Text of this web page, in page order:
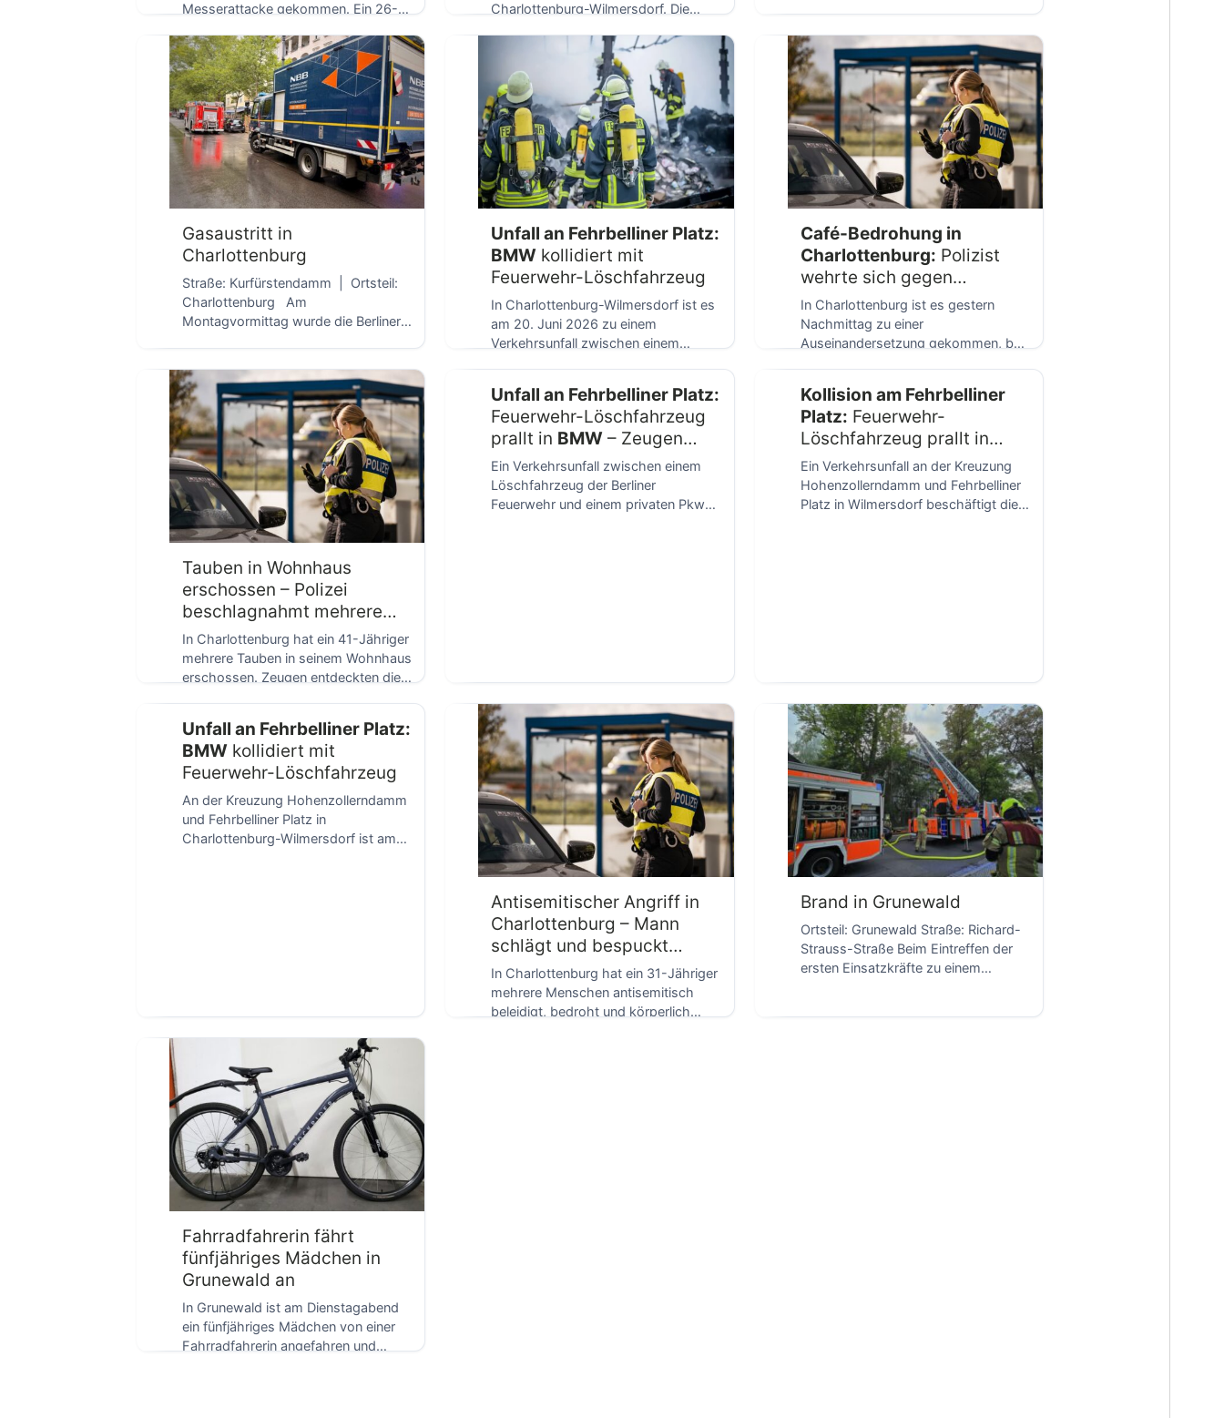
Messerattacke gekommen. Ein 26-
einem […]
Charlottenburg-Wilmersdorf. Die
Gasaustritt in
Charlottenburg
D
Straße: Kurfürstendamm | Ortsteil:
Charlottenburg Am
Montagvormittag wurde die Berliner
Unfall an Fehrbelliner Platz:
BMW kollidiert mit
Feuerwehr-Löschfahrzeug
D
In Charlottenburg-Wilmersdorf ist es
am 20. Juni 2026 zu einem
Verkehrsunfall zwischen einem
Café-Bedrohung in
Charlottenburg: Polizist
wehrte sich gegen
Angreifer –DEIGeingesetzt
D
In Charlottenburg ist es gestern
Nachmittag zu einer
Auseinandersetzung gekommen, bei
[…]
Tauben in Wohnhaus
erschossen – Polizei
beschlagnahmt mehrere
Druckluftwaffen
D
In Charlottenburg hat ein 41-Jähriger
mehrere Tauben in seinem Wohnhaus
erschossen. Zeugen entdeckten die
Unfall an Fehrbelliner Platz:
Feuerwehr-Löschfahrzeug
prallt in BMW – Zeugen
gesucht
Ein Verkehrsunfall zwischen einem
Löschfahrzeug der Berliner
Feuerwehr und einem privaten Pkw
Kollision am Fehrbelliner
Platz: Feuerwehr-
Löschfahrzeug prallt in
BMW– Polizei sucht
Zeugen
Ein Verkehrsunfall an der Kreuzung
Hohenzollerndamm und Fehrbelliner
Platz in Wilmersdorf beschäftigt die
Unfall an Fehrbelliner Platz:
BMW kollidiert mit
Feuerwehr-Löschfahrzeug
An der Kreuzung Hohenzollerndamm
und Fehrbelliner Platz in
Charlottenburg-Wilmersdorf ist am
Antisemitischer Angriff in
Charlottenburg – Mann
schlägt und bespuckt
Passanten
D
In Charlottenburg hat ein 31-Jähriger
mehrere Menschen antisemitisch
beleidigt, bedroht und körperlich
Brand in Grunewald
D
Ortsteil: Grunewald Straße: Richard-
Strauss-Straße Beim Eintreffen der
ersten Einsatzkräfte zu einem
Fahrradfahrerin fährt
fünfjähriges Mädchen in
Grunewald an
D
In Grunewald ist am Dienstagabend
ein fünfjähriges Mädchen von einer
Fahrradfahrerin angefahren und